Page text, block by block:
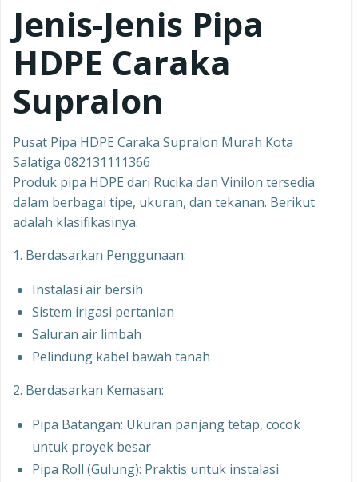
Jenis-Jenis Pipa
HDPE Caraka
Supralon
Pusat Pipa HDPE Caraka Supralon Murah Kota
Salatiga 082131111366
Produk pipa HDPE dari Rucika dan Vinilon tersedia
dalam berbagai tipe, ukuran, dan tekanan. Berikut
adalah klasifikasinya:
1. Berdasarkan Penggunaan:
Instalasi air bersih
Sistem irigasi pertanian
Saluran air limbah
Pelindung kabel bawah tanah
2. Berdasarkan Kemasan:
Pipa Batangan: Ukuran panjang tetap, cocok
untuk proyek besar
Pipa Roll (Gulung): Praktis untuk instalasi